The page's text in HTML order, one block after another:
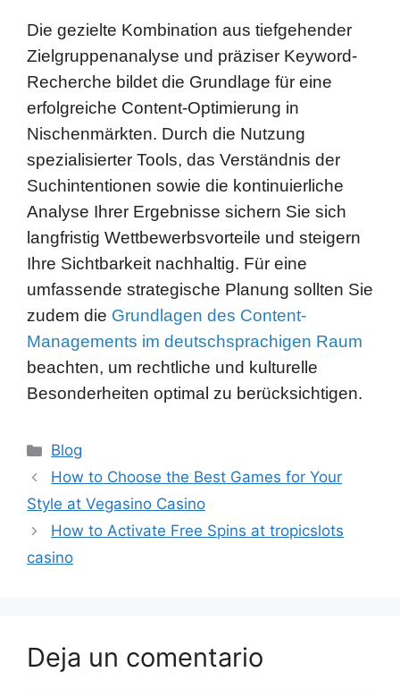
erfolgreiche Content-Optimierung in
Nischenmärkten. Durch die Nutzung
spezialisierter Tools, das Verständnis der
Suchintentionen sowie die kontinuierliche
Analyse Ihrer Ergebnisse sichern Sie sich
langfristig Wettbewerbsvorteile und steigern
Ihre Sichtbarkeit nachhaltig. Für eine
umfassende strategische Planung sollten Sie
zudem dieGrundlagen des Content-
Managements im deutschsprachigen Raum
beachten, um rechtliche und kulturelle
Besonderheiten optimal zu berücksichtigen.
How to Choose the Best Games for Your
How to Activate Free Spins at tropicslots
casino